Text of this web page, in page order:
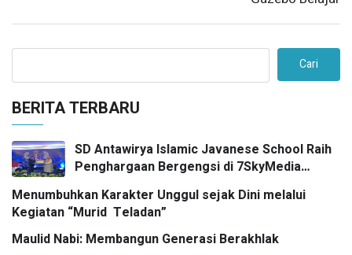
Cari
BERITA TERBARU
SD Antawirya Islamic Javanese School Raih
Penghargaan Bergengsi di 7SkyMedia
Menumbuhkan Karakter Unggul sejak Dini melalui
Kegiatan “Murid Teladan”
Maulid Nabi: Membangun Generasi Berakhlak